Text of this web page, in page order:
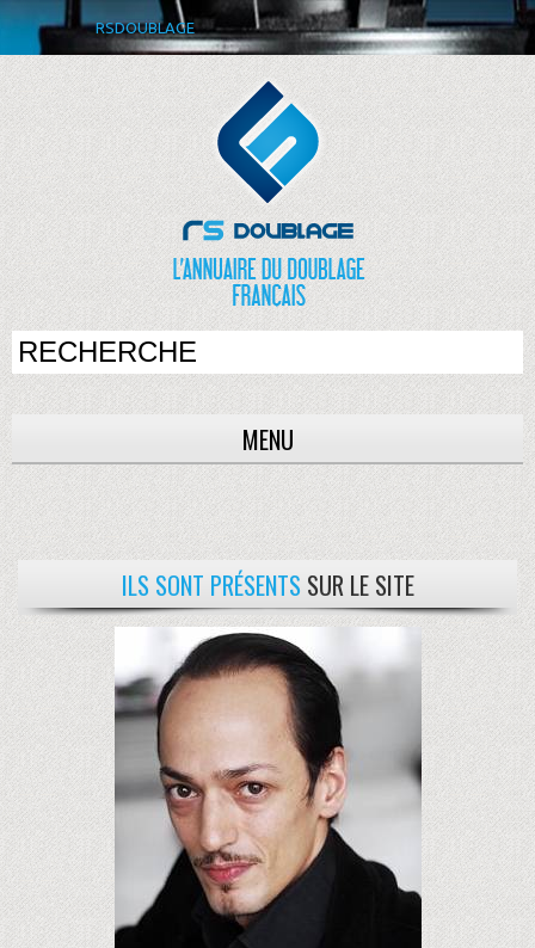
RSDOUBLAGE
MENU
ILS SONT PRÉSENTS SUR LE SITE